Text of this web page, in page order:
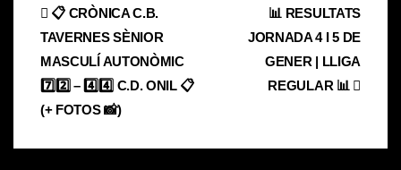
Navegación
de
entradas
📊 RESULTATS
JORNADA 4 I 5 DE
GENER | LLIGA
REGULAR 📊
📋 CRÒNICA C.B.
TAVERNES SÈNIOR
MASCULÍ AUTONÒMIC
7️⃣2️⃣ – 4️⃣4️⃣ C.D. ONIL 📋
(+ FOTOS 📸)